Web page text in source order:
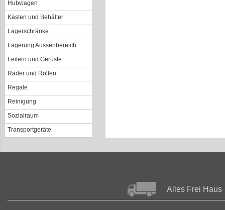
Hubwagen
Kästen und Behälter
Lagerschränke
Lagerung Aussenbereich
Leitern und Gerüste
Räder und Rollen
Regale
Reinigung
Sozialraum
Transportgeräte
Alles Frei Haus